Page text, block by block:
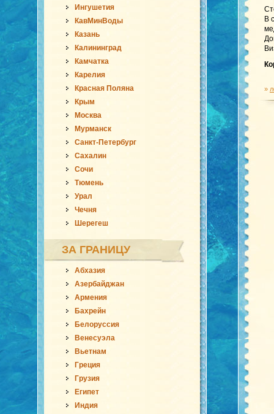
Ингушетия
КавМинВоды
Казань
Калининград
Камчатка
Карелия
Красная Поляна
Крым
Москва
Мурманск
Санкт-Петербург
Сахалин
Сочи
Тюмень
Урал
Чечня
Шерегеш
ЗА ГРАНИЦУ
Абхазия
Азербайджан
Армения
Бахрейн
Белоруссия
Венесуэла
Вьетнам
Греция
Грузия
Египет
Индия
В
»